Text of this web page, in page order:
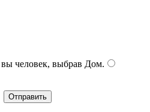
человек, выбрав Дом.